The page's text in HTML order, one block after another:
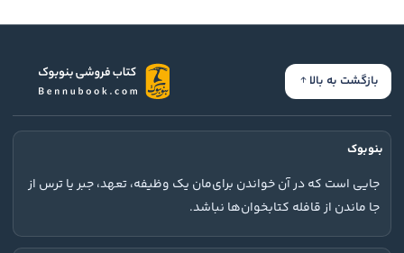
بازگشت به بالا
بنوبوک
جایی است که در آن خواندن برای‌مان یک وظیفه، تعهد، جبر یا ترس از
جا ماندن از قافله کتابخوان‌ها نباشد.